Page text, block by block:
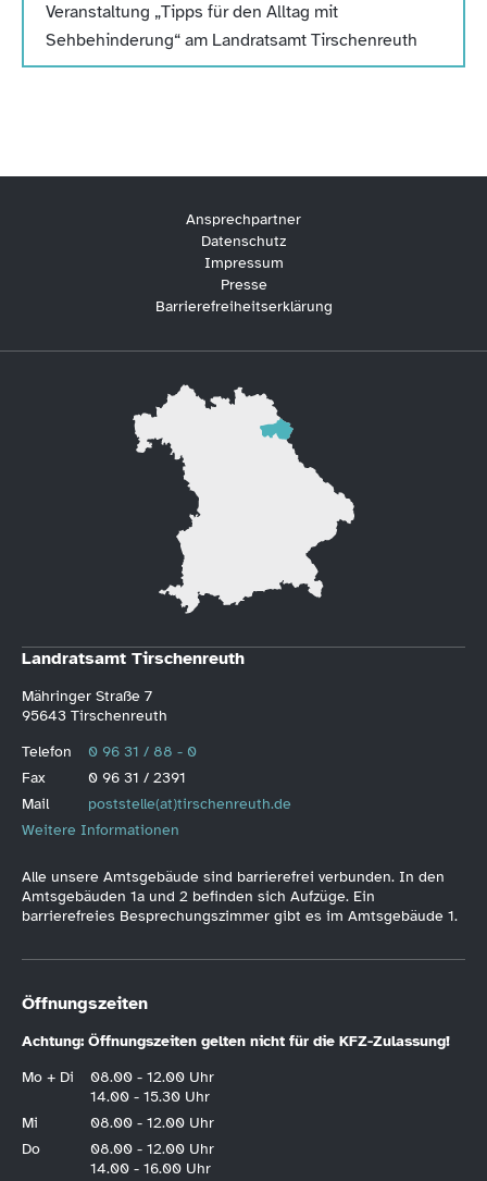
Veranstaltung „Tipps für den Alltag mit
Sehbehinderung“ am Landratsamt Tirschenreuth
Ansprechpartner
Datenschutz
Impressum
Presse
Barrierefreiheitserklärung
Landratsamt Tirschenreuth
Mähringer Straße 7
95643 Tirschenreuth
Telefon
0 96 31 / 88 - 0
Fax
0 96 31 / 2391
Mail
poststelle(at)tirschenreuth.de
Weitere Informationen
Alle unsere Amtsgebäude sind barrierefrei verbunden. In den
Amtsgebäuden 1a und 2 befinden sich Aufzüge. Ein
barrierefreies Besprechungszimmer gibt es im Amtsgebäude 1.
Öffnungszeiten
Achtung: Öffnungszeiten gelten nicht für die KFZ-Zulassung!
Mo + Di
08.00 - 12.00 Uhr
14.00 - 15.30 Uhr
Mi
08.00 - 12.00 Uhr
Do
08.00 - 12.00 Uhr
14.00 - 16.00 Uhr